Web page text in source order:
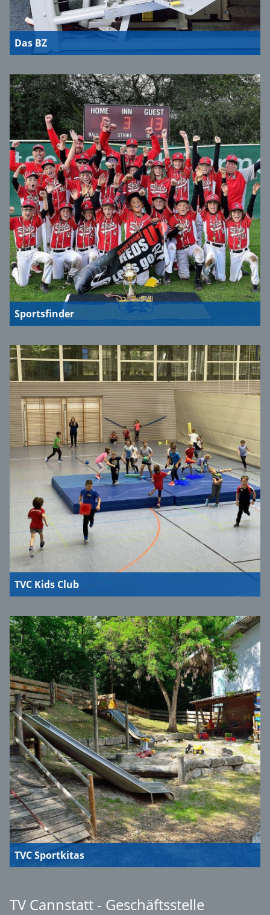
Das BZ
Sportsfinder
TVC Kids Club
TVC Sportkitas
TV Cannstatt - Geschäftsstelle